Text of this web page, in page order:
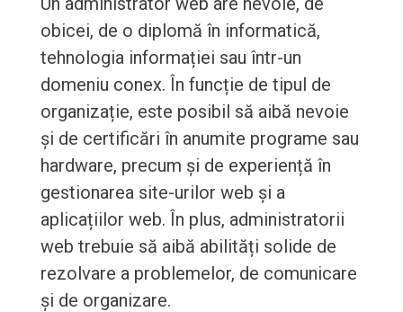
obicei, de o diplomă în informatică,
tehnologia informației sau într-un
domeniu conex. În funcție de tipul de
organizație, este posibil să aibă nevoie
și de certificări în anumite programe sau
hardware, precum și de experiență în
gestionarea site-urilor web și a
aplicațiilor web. În plus, administratorii
web trebuie să aibă abilități solide de
rezolvare a problemelor, de comunicare
și de organizare.